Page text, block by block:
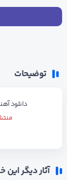
توضیحات
دانلود
آثار دیگر این